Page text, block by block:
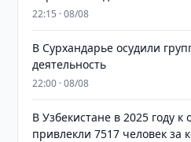
22:15 · 08/08
В Сурхандарье осудили
деятельность
22:00 · 08/08
В Узбекистане в 2025 году к
привлекли 7517 человек за